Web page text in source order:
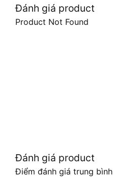
Đánh giá product
Product Not Found
Đánh giá product
Điểm đánh giá trung bình